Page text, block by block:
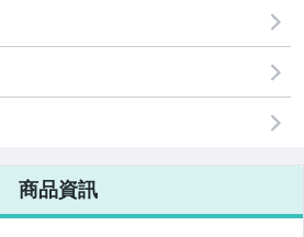
商品資訊